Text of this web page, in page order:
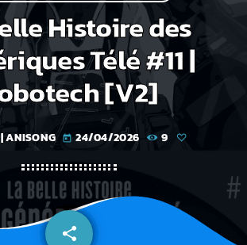
Histoire des
Télé #11 |
[V2]
ANISONG today 24/04/2026 9
share
email